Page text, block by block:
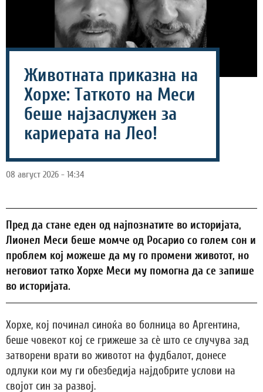
Животната приказна на
Хорхе: Таткото на Меси
беше најзаслужен за
кариерата на Лео!
08 август 2026 - 14:34
Пред да стане еден од најпознатите во историјата,
Лионел Меси беше момче од Росарио со голем сон и
проблем кој можеше да му го промени животот, но
неговиот татко Хорхе Меси му помогна да се запише
во историјата.
Хорхе, кој починал синоќа во болница во Аргентина,
беше човекот кој се грижеше за сè што се случува зад
затворени врати во животот на фудбалот, донесе
одлуки кои му ги обезбедија најдобрите услови на
својот син за развој.